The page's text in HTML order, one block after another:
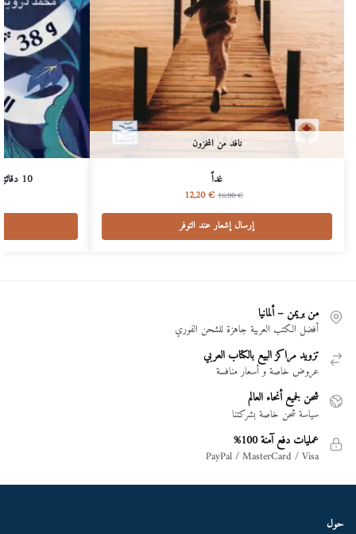
نافد من المخزون
غداً
16,00€
12,20€
إرسال إشعار عند التوفر
10 دقائق و 38 ثانية في هذا العالم الغريب
من بريمن – ألمانيا
أفضل الكتب العربية جاهزة للشحن الفوري
تزويد مراكز البيع بالكتاب العربي
عروض خاصة و أسعار منافسة
شحن لجميع أنحاء العالم
سياسة شحن خاصة بشركتنا
عمليات دفع آمنة 100%
PayPal / MasterCard / Visa
حول